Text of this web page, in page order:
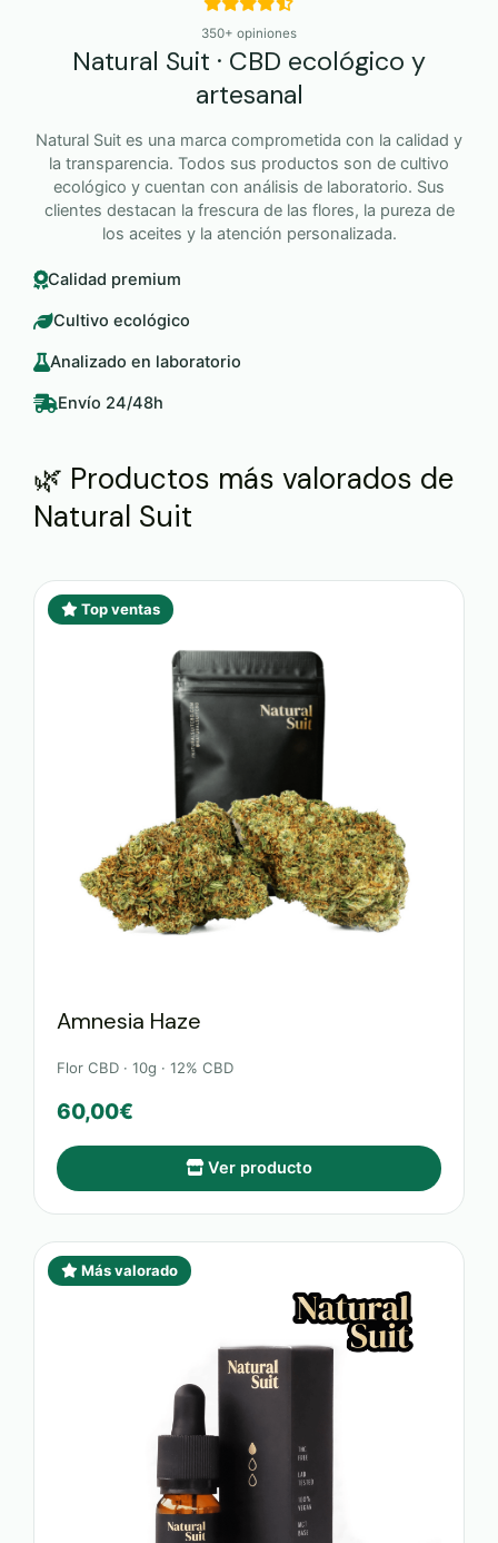
350+ opiniones
Natural Suit · CBD ecológico y
artesanal
Natural Suit es una marca comprometida con la calidad y
la transparencia. Todos sus productos son de cultivo
ecológico y cuentan con análisis de laboratorio. Sus
clientes destacan la frescura de las flores, la pureza de
los aceites y la atención personalizada.
Calidad premium
Cultivo ecológico
Analizado en laboratorio
Envío 24/48h
🌿 Productos más valorados de
Natural Suit
Top ventas
Amnesia Haze
Flor CBD · 10g · 12% CBD
60,00€
Ver producto
Más valorado